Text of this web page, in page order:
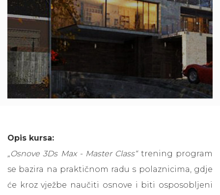
Opis kursa:
„Osnove 3Ds Max - Master Class“trening program
se bazira na praktičnom radu s polaznicima, gdje
će kroz vježbe naučiti osnove i biti osposobljeni